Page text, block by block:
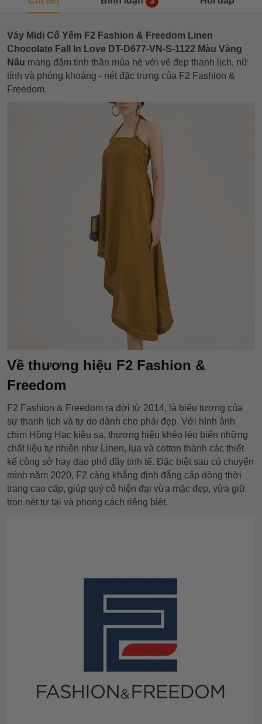
Váy Midi Cổ Yếm F2 Fashion & Freedom Linen
Chocolate Fall In Love DT-D677-VN-S-1122 Màu Vàng
Nâu mang đậm tinh thần mùa hè với vẻ đẹp thanh lịch, nữ
tính và phóng khoáng - nét đặc trưng của F2 Fashion &
Freedom.
Về thương hiệu F2 Fashion &
Freedom
F2 Fashion & Freedom ra đời từ 2014, là biểu tượng của
sự thanh lịch và tự do dành cho phái đẹp. Với hình ảnh
chim Hồng Hạc kiêu sa, thương hiệu khéo léo biến những
chất liệu tự nhiên như Linen, lụa và cotton thành các thiết
kế công sở hay dạo phố đầy tinh tế. Đặc biệt sau cú chuyển
mình năm 2020, F2 càng khẳng định đẳng cấp dòng thời
trang cao cấp, giúp quý cô hiện đại vừa mặc đẹp, vừa giữ
trọn nét tự tại và phong cách riêng biệt.